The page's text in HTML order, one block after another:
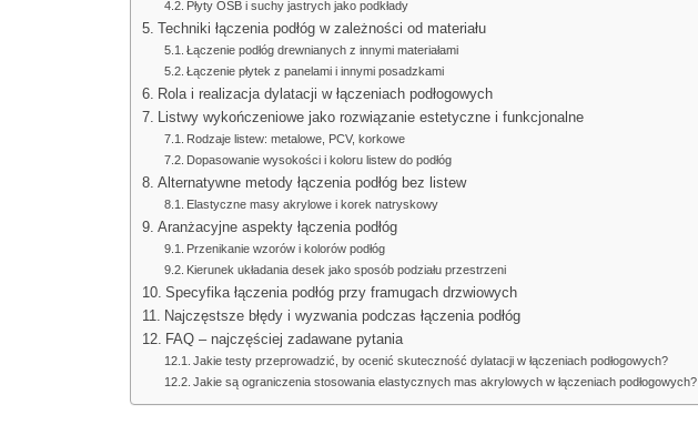
Płyty OSB i suchy jastrych jako podkłady
Techniki łączenia podłóg w zależności od materiału
Łączenie podłóg drewnianych z innymi materiałami
Łączenie płytek z panelami i innymi posadzkami
Rola i realizacja dylatacji w łączeniach podłogowych
Listwy wykończeniowe jako rozwiązanie estetyczne i funkcjonalne
Rodzaje listew: metalowe, PCV, korkowe
Dopasowanie wysokości i koloru listew do podłóg
Alternatywne metody łączenia podłóg bez listew
Elastyczne masy akrylowe i korek natryskowy
Aranżacyjne aspekty łączenia podłóg
Przenikanie wzorów i kolorów podłóg
Kierunek układania desek jako sposób podziału przestrzeni
Specyfika łączenia podłóg przy framugach drzwiowych
Najczęstsze błędy i wyzwania podczas łączenia podłóg
FAQ – najczęściej zadawane pytania
Jakie testy przeprowadzić, by ocenić skuteczność dylatacji w łączeniach podłogowych?
Jakie są ograniczenia stosowania elastycznych mas akrylowych w łączeniach podłogowych?